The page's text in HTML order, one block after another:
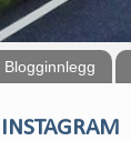
Blogginnlegg
INSTAGRAM